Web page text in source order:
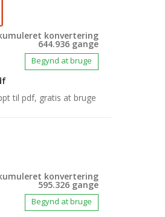
konvertering
644.936 gange
Begynd at bruge
til pdf, gratis at bruge
konvertering
595.326 gange
Begynd at bruge